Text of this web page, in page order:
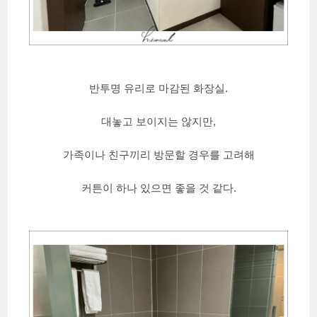
반투명 유리로 마감된 화장실.
대놓고 보이지는 않지만,
가족이나 친구끼리 방문할 경우를 고려해
커튼이 하나 있으면 좋을 것 같다.